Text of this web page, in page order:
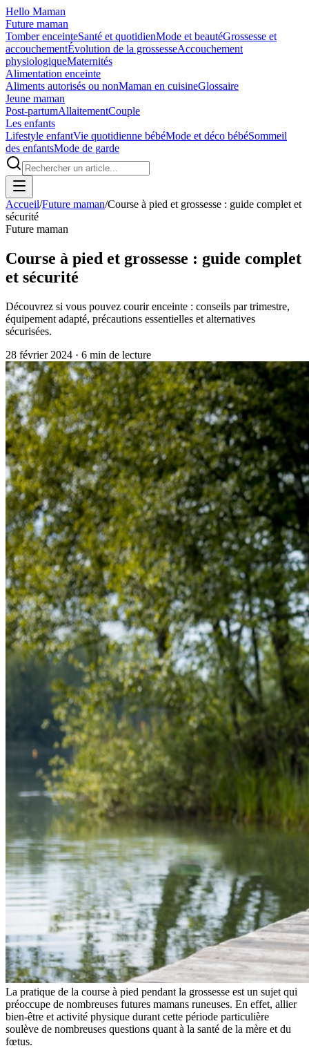
Hello Maman
Future maman
Tomber enceinteSanté et quotidienMode et beautéGrossesse et
accouchementÉvolution de la grossesseAccouchement
physiologiqueMaternités
Alimentation enceinte
Aliments autorisés ou nonMaman en cuisineGlossaire
Jeune maman
Post-partumAllaitementCouple
Les enfants
Lifestyle enfantVie quotidienne bébéMode et déco bébéSommeil
des enfantsMode de garde
Accueil/Future maman/Course à pied et grossesse : guide complet et
sécurité
Future maman
Course à pied et grossesse : guide complet
et sécurité
Découvrez si vous pouvez courir enceinte : conseils par trimestre,
équipement adapté, précautions essentielles et alternatives
sécurisées.
28 février 2024 · 6 min de lecture
La pratique de la course à pied pendant la grossesse est un sujet qui
préoccupe de nombreuses futures mamans runeuses. En effet, allier
bien-être et activité physique durant cette période particulière
soulève de nombreuses questions quant à la santé de la mère et du
fœtus.